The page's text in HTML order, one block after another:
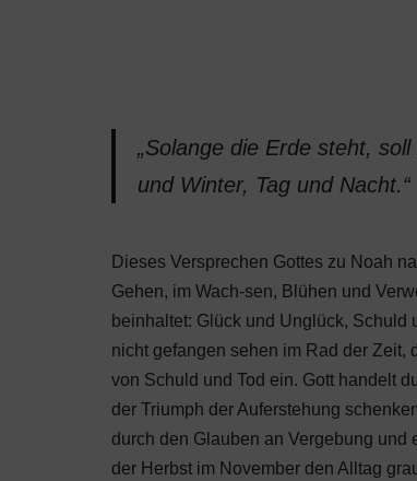
„Solange die Erde steht,
und Winter, Tag und Nacht.“
Dieses Versprechen Gottes zu Noah
Gehen, im Wach-sen, Blühen und
beinhaltet: Glück und Unglück, Schuld
nicht gefangen sehen im Rad der Zeit,
von Schuld und Tod ein. Gott handelt
der Triumph der Auferstehung
durch den Glauben an Vergebung
der Herbst im November den Alltag